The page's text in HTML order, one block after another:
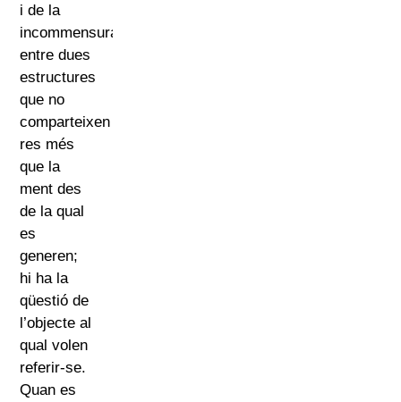
i de la
incommensurabilitat
entre dues
estructures
que no
comparteixen
res més
que la
ment des
de la qual
es
generen;
hi ha la
qüestió de
l’objecte al
qual volen
referir-se.
Quan es